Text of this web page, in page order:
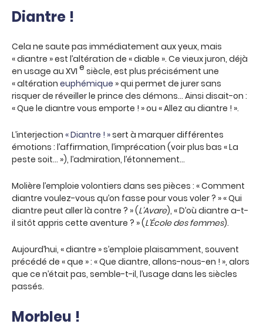
Diantre !
Cela ne saute pas immédiatement aux yeux, mais
« diantre » est l’altération de « diable ». Ce vieux juron, déjà
en usage au XVI e siècle, est plus précisément une
« altération euphémique » qui permet de jurer sans
risquer de réveiller le prince des démons… Ainsi disait-on :
« Que le diantre vous emporte ! » ou « Allez au diantre ! ».
L’interjection « Diantre ! »sert à marquer différentes
émotions : l’affirmation, l’imprécation (voir plus bas « La
peste soit… »), l’admiration, l’étonnement…
Molière l’emploie volontiers dans ses pièces : « Comment
diantre voulez-vous qu’on fasse pour vous voler ? » « Qui
diantre peut aller là contre ? » (L’Avare), « D’où diantre a-t-
il sitôt appris cette aventure ? » (L’École des femmes).
Aujourd’hui, « diantre » s’emploie plaisamment, souvent
précédé de « que » : « Que diantre, allons-nous-en ! », alors
que ce n’était pas, semble-t-il, l’usage dans les siècles
passés.
Morbleu !